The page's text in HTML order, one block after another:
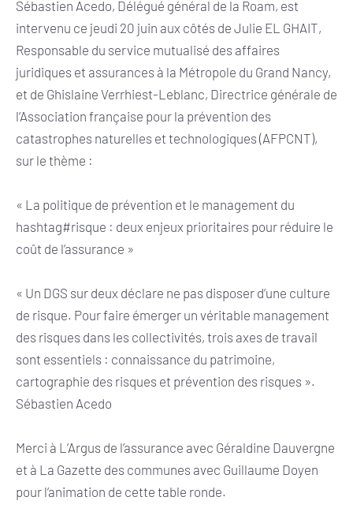
Sébastien Acedo, Délégué général de la Roam, est
intervenu ce jeudi 20 juin aux côtés de Julie EL GHAIT,
Responsable du service mutualisé des affaires
juridiques et assurances à la Métropole du Grand Nancy,
et de Ghislaine Verrhiest-Leblanc, Directrice générale de
l’Association française pour la prévention des
catastrophes naturelles et technologiques (AFPCNT),
sur le thème :
« La politique de prévention et le management du
hashtag#risque : deux enjeux prioritaires pour réduire le
coût de l’assurance »
« Un DGS sur deux déclare ne pas disposer d’une culture
de risque. Pour faire émerger un véritable management
des risques dans les collectivités, trois axes de travail
sont essentiels : connaissance du patrimoine,
cartographie des risques et prévention des risques ».
Sébastien Acedo
Merci à L’Argus de l’assurance avec Géraldine Dauvergne
et à La Gazette des communes avec Guillaume Doyen
pour l’animation de cette table ronde.